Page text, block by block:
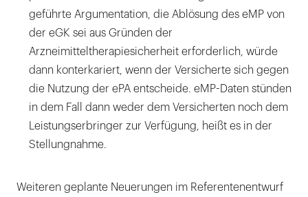
geführte Argumentation, die Ablösung des eMP von
der eGK sei aus Gründen der
Arzneimitteltherapiesicherheit erforderlich, würde
dann konterkariert, wenn der Versicherte sich gegen
die Nutzung der ePA entscheide. eMP-Daten stünden
in dem Fall dann weder dem Versicherten noch dem
Leistungserbringer zur Verfügung, heißt es in der
Stellungnahme.
Weiteren geplante Neuerungen im Referentenentwurf